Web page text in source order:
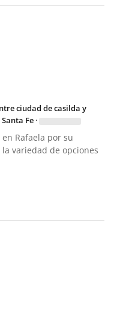
ciudad de casilda y
Fe ·
en Rafaela por su
variedad de opciones